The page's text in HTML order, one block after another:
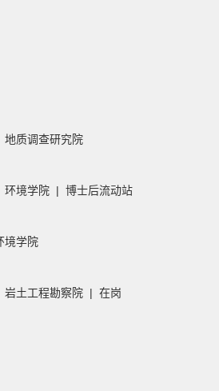
质调查研究院
环境学院 | 博士后流动站
境学院
岩土工程勘察院 | 在岗